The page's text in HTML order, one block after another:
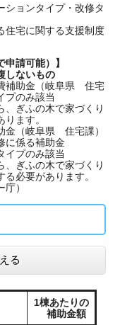
ョンタイプ・改修タ
宅に関する支援制度
請可能）】
しないもの
補助金（岐阜県 住宅
のみ該当
ふの木で家づくり
ます。
（岐阜県 住宅課）
に係る補助金
プのみ該当
ふの木で家づくり
必要があります。
）
る
1棟あたりの
補助金額